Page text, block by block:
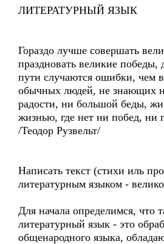
ЛИТЕРАТУРНЫЙ ЯЗЫК
Гораздо лучше совершать
праздновать великие победы,
пути случаются ошибки, чем
обычных людей, не знающих
радости, ни большой беды,
жизнью, где нет ни побед, ни
/Теодор Рузвельт/
Написать текст (стихи иль
литературным языком -
Для начала определимся, что
литературный язык - это
общенародного языка,